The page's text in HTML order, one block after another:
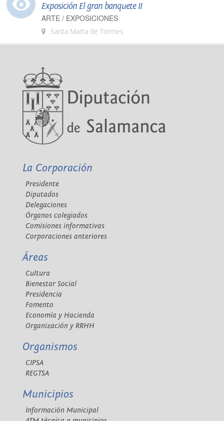
Exposición El gran banquete II
ARTE / EXPOSICIONES
Santa Marta de Tormes
La Corporación
Presidente
Diputados
Delegaciones
Órganos colegiados
Comisiones informativas
Corporaciones anteriores
Áreas
Cultura
Bienestar Social
Presidencia
Fomento
Economía y Hacienda
Organización y RRHH
Organismos
CIPSA
REGTSA
Municipios
Información Municipal